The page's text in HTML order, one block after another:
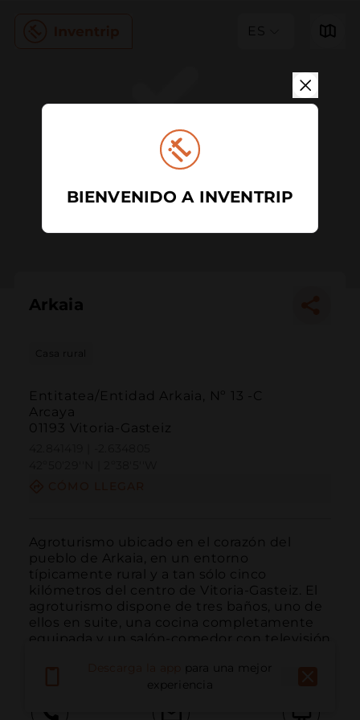
ES
Arkaia
Casa rural
Entitatea/Entidad Arkaia, Nº 13 -C
Arcaya
01193 Vitoria-Gasteiz
Agroturismo ubicado en el corazón del
pueblo de Arkaia, en un entorno
típicamente rural y a tan sólo cinco
kilómetros del centro de Vitoria-Gasteiz. El
agroturismo dispone de tres baños, uno de
ellos en suite, una cocina completamente
equipada y un salón-comedor con televisión
para una mejor
experiencia
BIENVENIDO A INVENTRIP